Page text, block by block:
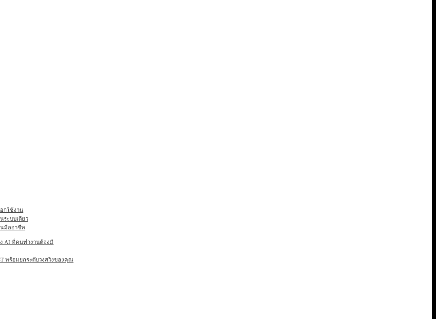
อกใช้งาน
ระบบเดียว
นมืออาชีพ
ง AI ที่คนทำงานต้องมี
พร้อมยกระดับวงสวิงของคุณ